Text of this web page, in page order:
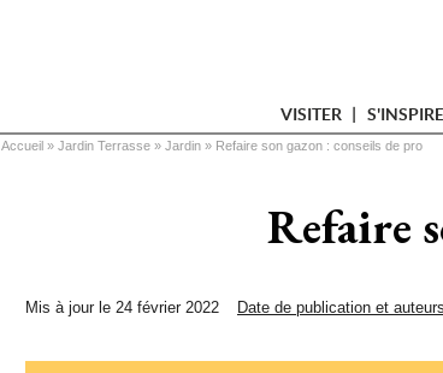
VISITER
Vous êtes ici
Accueil » Jardin Terrasse » Jardin » Refaire son gazon : conseils de pro
Refaire
Mis à jour le 24 février 2022 Date de publication et auteurs